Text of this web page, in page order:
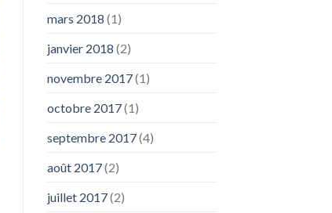
mars 2018 (1)
janvier 2018 (2)
novembre 2017(1)
octobre 2017(1)
septembre 2017(4)
août 2017(2)
juillet 2017(2)